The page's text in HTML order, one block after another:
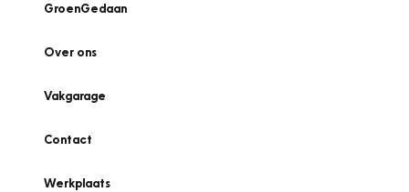
GroenGedaan
Over ons
Vakgarage
Contact
Werkplaats